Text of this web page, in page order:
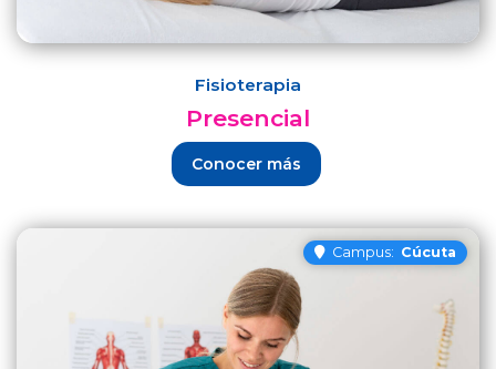
Fisioterapia
Presencial
Conocer más
Campus: Cúcuta